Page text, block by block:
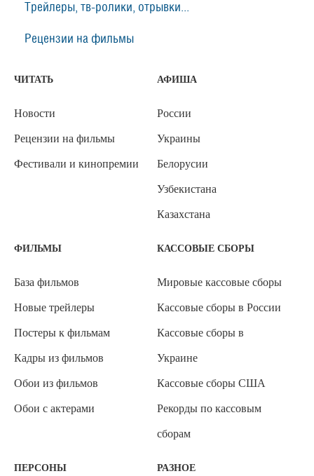
Трейлеры, тв-ролики, отрывки...
Рецензии на фильмы
ЧИТАТЬ
Новости
Рецензии на фильмы
Фестивали и кинопремии
АФИША
России
Украины
Белорусии
Узбекистана
Казахстана
ФИЛЬМЫ
База фильмов
Новые трейлеры
Постеры к фильмам
Кадры из фильмов
Обои из фильмов
Обои с актерами
КАССОВЫЕ СБОРЫ
Мировые кассовые сборы
Кассовые сборы в России
Кассовые сборы в
Украине
Кассовые сборы США
Рекорды по кассовым
сборам
ПЕРСОНЫ РАЗНОЕ